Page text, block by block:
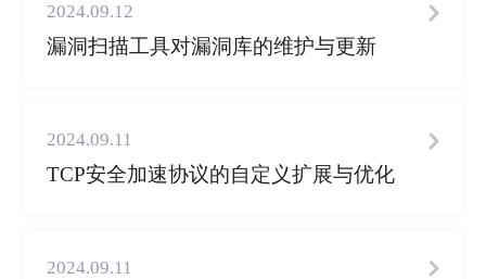
2024.09.12
漏洞扫描工具对漏洞库的维护与更新
2024.09.11
TCP安全加速协议的自定义扩展与优化
2024.09.11